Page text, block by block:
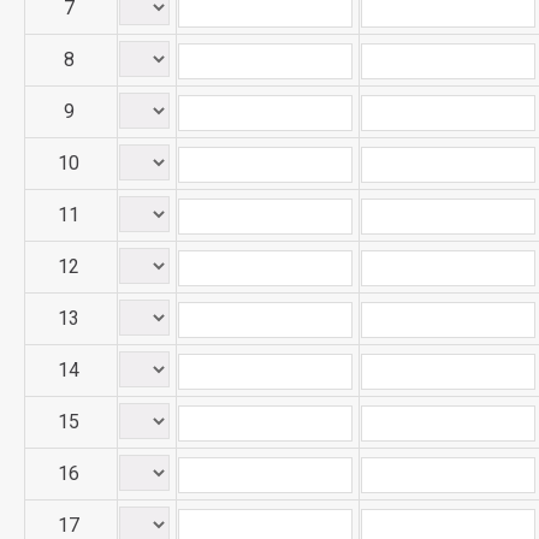
7
8
9
10
11
12
13
14
15
16
17